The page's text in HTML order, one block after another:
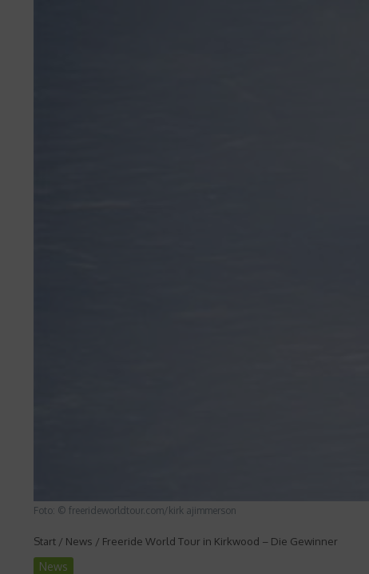
Foto: © freerideworldtour.com/kirk ajimmerson
Start / News / Freeride World Tour in Kirkwood – Die Gewinner
News